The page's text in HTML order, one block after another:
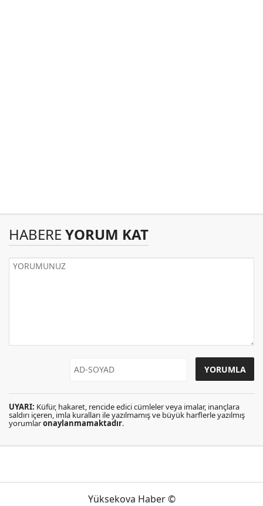
HABERE YORUM KAT
UYARI: Küfür, hakaret, rencide edici cümleler veya imalar, inançlara
saldırı içeren, imla kuralları ile yazılmamış ve büyük harflerle yazılmış
yorumlaronaylanmamaktadır.
Yüksekova Haber ©